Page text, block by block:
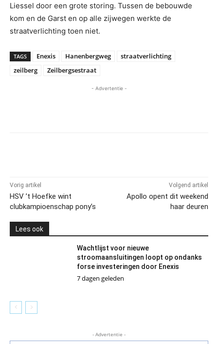
Liessel door een grote storing. Tussen de bebouwde
kom en de Garst en op alle zijwegen werkte de
straatverlichting toen niet.
TAGS Enexis Hanenbergweg
straatverlichting
zeilberg
Zeilbergsestraat
- Advertentie -
Vorig artikel
HSV ’t Hoefke wint
clubkampioenschap pony’s
Volgend artikel
Apollo opent dit weekend
haar deuren
Lees ook
Wachtlijst voor nieuwe
stroomaansluitingen loopt op ondanks
forse investeringen door Enexis
7 dagen geleden
- Advertentie -